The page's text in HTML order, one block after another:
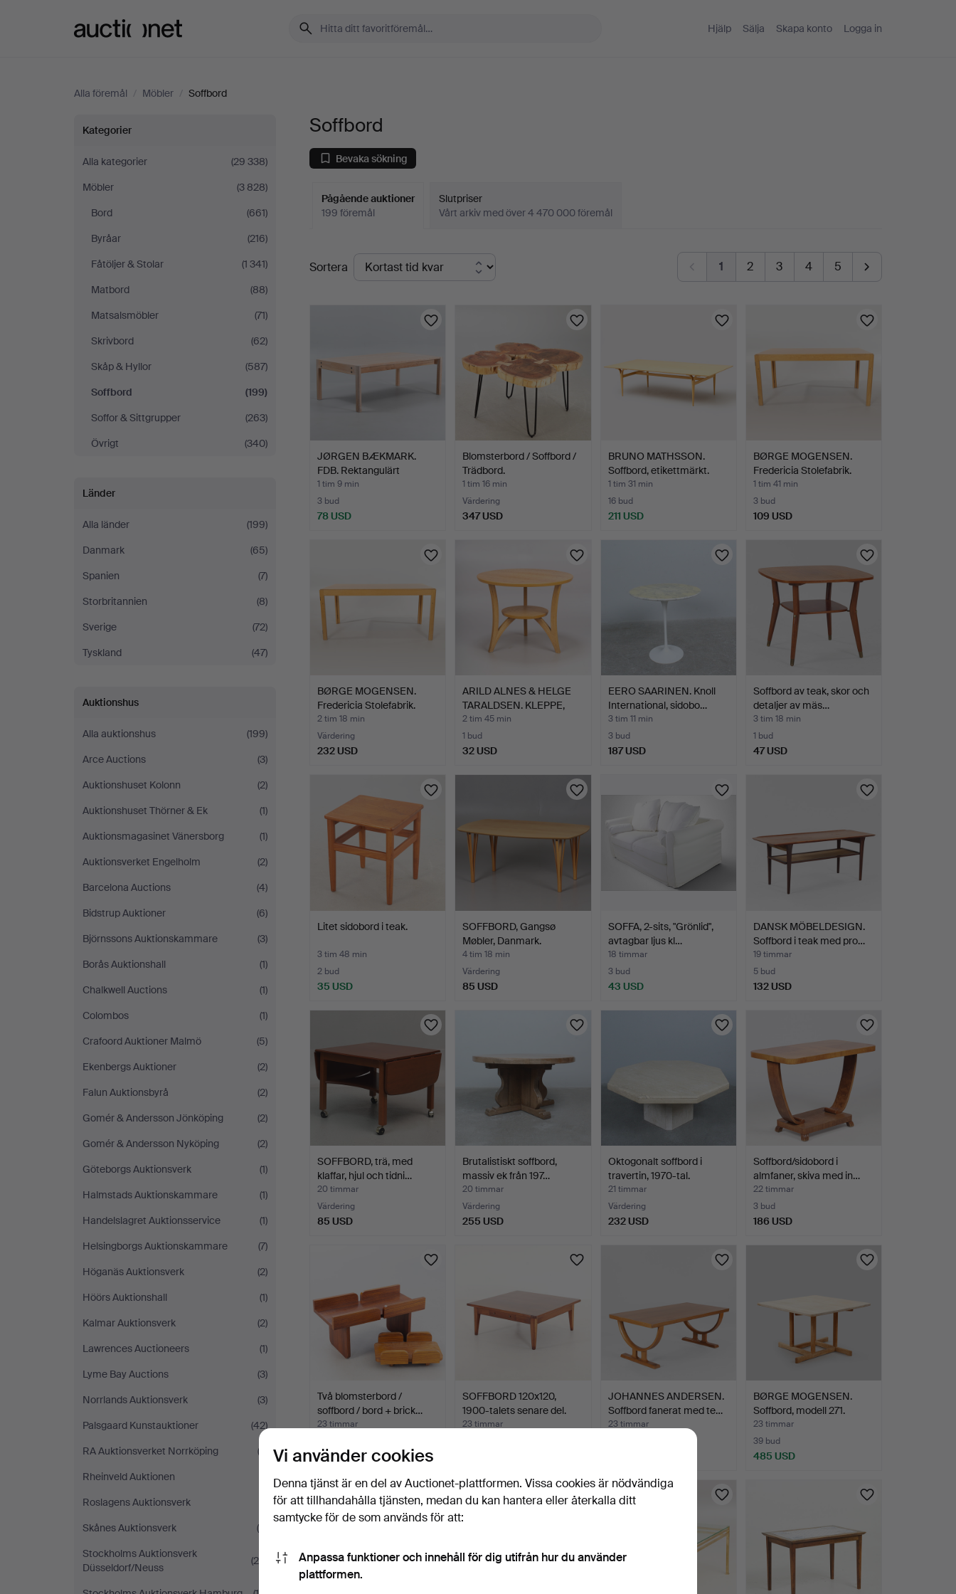
Hjälp Sälja Skapa konto Logga in
Alla föremål / Möbler / Soffbord
Soffbord
Kategorier
Alla kategorier
(29 338)
Möbler
(3 828)
Bord
(661)
Byråar
(216)
Fåtöljer & Stolar
(1 341)
Matbord
(88)
Matsalsmöbler
(71)
Skrivbord
(62)
Skåp & Hyllor
(587)
Soffbord
(199)
Soffor & Sittgrupper
(263)
Övrigt
(340)
Länder
Alla länder
(199)
Danmark
(65)
Spanien
(7)
Storbritannien
(8)
Sverige
(72)
Tyskland
(47)
Auktionshus
Alla auktionshus
(199)
Arce Auctions
(3)
Auktionshuset Kolonn
(2)
Auktionshuset Thörner & Ek
(1)
Auktionsmagasinet Vänersborg
(1)
Auktionsverket Engelholm
(2)
Barcelona Auctions
(4)
Bidstrup Auktioner
(6)
Björnssons Auktionskammare
(3)
Borås Auktionshall
(1)
Chalkwell Auctions
(1)
Colombos
(1)
Crafoord Auktioner Malmö
(5)
Ekenbergs Auktioner
(2)
Falun Auktionsbyrå
(2)
Gomér & Andersson Jönköping
(2)
Gomér & Andersson Nyköping
(2)
Göteborgs Auktionsverk
(1)
Halmstads Auktionskammare
(1)
Handelslagret Auktionsservice
(1)
Helsingborgs Auktionskammare
(7)
Höganäs Auktionsverk
(2)
Höörs Auktionshall
(1)
Kalmar Auktionsverk
(2)
Lawrences Auctioneers
(1)
Lyme Bay Auctions
(3)
Norrlands Auktionsverk
(3)
Palsgaard Kunstauktioner
(42)
RA Auktionsverket Norrköping
(3)
Rheinveld Auktionen
Roslagens Auktionsverk
Skånes Auktionsverk
(4)
Stockholms Auktionsverk
Düsseldorf/Neuss
(28)
Soffbord
Bevaka sökning
Pågående auktioner
199 föremål
Slutpriser
Vårt arkiv med över 4 470 000 föremål
Pågående
auktioner
Sortera 1 2 3 4 5
JØRGEN BÆKMARK.
FDB. Rektangulärt
soffbord…
1 tim 9 min
3 bud
78 USD
Blomsterbord / Soffbord /
Trädbord.
1 tim 16 min
Värdering
347 USD
BRUNO MATHSSON.
Soffbord, etikettmärkt.
1 tim 31 min
16 bud
211 USD
BØRGE MOGENSEN.
Fredericia Stolefabrik.
Ma…
1 tim 41 min
3 bud
109 USD
BØRGE MOGENSEN.
Fredericia Stolefabrik.
Ma…
2 tim 18 min
Värdering
232 USD
ARILD ALNES & HELGE
TARALDSEN. KLEPPE,
SO…
2 tim 45 min
1 bud
32 USD
EERO SAARINEN. Knoll
International, sidobo…
3 tim 11 min
3 bud
187 USD
Soffbord av teak, skor och
detaljer av mäs…
3 tim 18 min
1 bud
47 USD
Litet sidobord i teak.
3 tim 48 min
2 bud
35 USD
SOFFBORD, Gangsø
Møbler, Danmark.
4 tim 18 min
Värdering
85 USD
SOFFA, 2-sits, "Grönlid",
avtagbar ljus kl…
18 timmar
3 bud
43 USD
DANSK MÖBELDESIGN.
Soffbord i teak med pro…
19 timmar
5 bud
132 USD
SOFFBORD, trä, med
klaffar, hjul och tidni…
20 timmar
Värdering
85 USD
Brutalistiskt soffbord,
massiv ek från 197…
20 timmar
Värdering
255 USD
Oktogonalt soffbord i
travertin, 1970-tal.
21 timmar
Värdering
232 USD
Soffbord/sidobord i
almfaner, skiva med in…
22 timmar
3 bud
186 USD
Två blomsterbord /
soffbord / bord + brick…
23 timmar
347 USD
SOFFBORD 120x120,
1900-talets senare del.
23 timmar
JOHANNES ANDERSEN.
Soffbord fanerat med te…
23 timmar
BØRGE MOGENSEN.
Soffbord, modell 271.
23 timmar
39 bud
485 USD
Vi använder cookies
Denna tjänst är en del av Auctionet-plattformen. Vissa cookies är nödvändiga
för att tillhandahålla tjänsten, medan du kan hantera eller återkalla ditt
samtycke för de som används för att:
Anpassa funktioner och innehåll för dig utifrån hur du använder
plattformen.